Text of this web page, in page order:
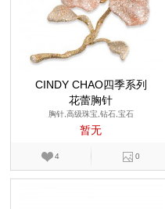
CINDY CHAO四季系列
花蕾胸针
胸针,高级珠宝,钻石,宝石
暂无
4 0